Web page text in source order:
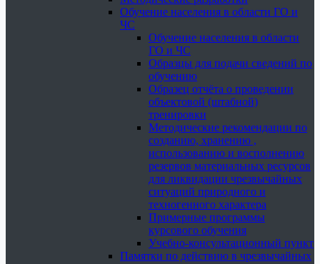
Обучение населения в области ГО и
ЧС
Обучение населения в области
ГО и ЧС
Образцы для подачи сведений по
обучению
Образец отчёта о проведении
объектовой (штабной)
тренировки
Методические рекомендации по
созданию, хранению ,
использованию и восполнению
резервов материальных ресурсов
для ликвидации чрезвычайных
ситуаций природного и
техногенного характера
Примерные программы
курсового обучения
Учебно-консультационный пункт
Памятки по действию в чрезвычайных